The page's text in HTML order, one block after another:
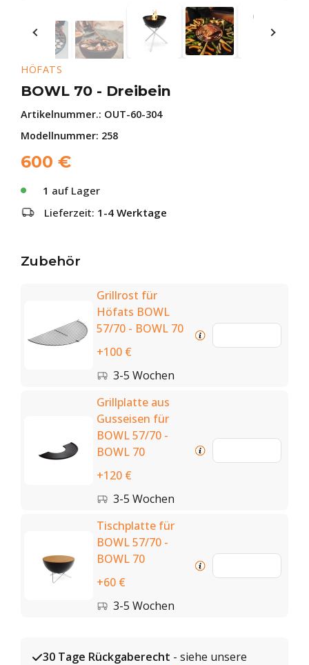
HÖFATS
BOWL 70 - Dreibein
Artikelnummer.: OUT-60-304
Modellnummer: 258
600 €
1 auf Lager
Lieferzeit: 1-4 Werktage
Zubehör
Grillrost für
Höfats BOWL
57/70 - BOWL 70
+100 €
3-5 Wochen
Grillplatte aus
Gusseisen für
BOWL 57/70 -
BOWL 70
+120 €
3-5 Wochen
Tischplatte für
BOWL 57/70 -
BOWL 70
+60 €
3-5 Wochen
30 Tage Rückgaberecht - siehe unsere